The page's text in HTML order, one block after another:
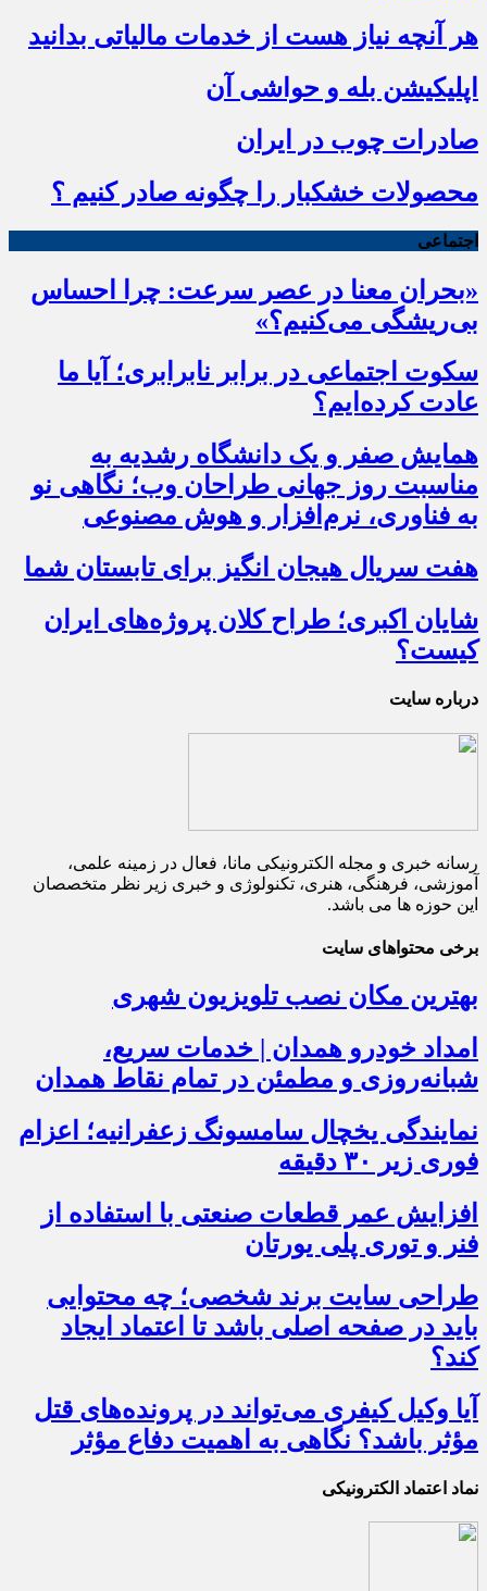
هر آنچه نیاز هست از خدمات مالیاتی بدانید
اپلیکیشن بله و حواشی آن
صادرات چوب در ایران
محصولات خشکبار را چگونه صادر کنیم ؟
اجتماعی
«بحران معنا در عصر سرعت: چرا احساس
بی‌ریشگی می‌کنیم؟»
سکوت اجتماعی در برابر نابرابری؛ آیا ما
عادت کرده‌ایم؟
همایش صفر و یک دانشگاه رشدیه به
مناسبت روز جهانی طراحان وب؛ نگاهی نو
به فناوری، نرم‌افزار و هوش مصنوعی
هفت سریال هیجان انگیز برای تابستان شما
شایان اکبری؛ طراح کلان پروژه‌های ایران
کیست؟
درباره سایت
رسانه خبری و مجله الکترونیکی مانا، فعال در زمینه علمی،
آموزشی، فرهنگی، هنری، تکنولوژی و خبری زیر نظر متخصصان
این حوزه ها می باشد.
برخی محتواهای سایت
بهترین مکان نصب تلویزیون شهری
امداد خودرو همدان | خدمات سریع،
شبانه‌روزی و مطمئن در تمام نقاط همدان
نمایندگی یخچال سامسونگ زعفرانیه؛ اعزام
فوری زیر ۳۰ دقیقه
افزایش عمر قطعات صنعتی با استفاده از
فنر و توری پلی یورتان
طراحی سایت برند شخصی؛ چه محتوایی
باید در صفحه اصلی باشد تا اعتماد ایجاد
کند؟
آیا وکیل کیفری می‌تواند در پرونده‌های قتل
مؤثر باشد؟ نگاهی به اهمیت دفاع مؤثر
نماد اعتماد الکترونیکی